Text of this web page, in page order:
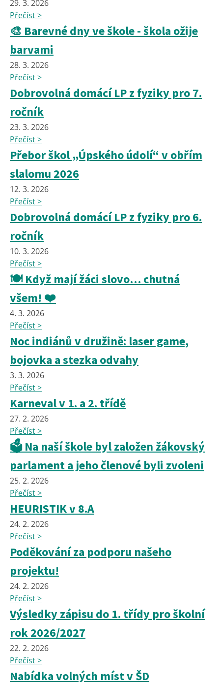
29. 3. 2026
Přečíst >
🎨 Barevné dny ve škole - škola ožije
barvami
28. 3. 2026
Přečíst >
Dobrovolná domácí LP z fyziky pro 7.
ročník
23. 3. 2026
Přečíst >
Přebor škol „Úpského údolí“ v obřím
slalomu 2026
12. 3. 2026
Přečíst >
Dobrovolná domácí LP z fyziky pro 6.
ročník
10. 3. 2026
Přečíst >
🍽️ Když mají žáci slovo… chutná
všem! ❤️
4. 3. 2026
Přečíst >
Noc indiánů v družině: laser game,
bojovka a stezka odvahy
3. 3. 2026
Přečíst >
Karneval v 1. a 2. třídě
27. 2. 2026
Přečíst >
🗳️ Na naší škole byl založen žákovský
parlament a jeho členové byli zvoleni
25. 2. 2026
Přečíst >
HEURISTIK v 8.A
24. 2. 2026
Přečíst >
Poděkování za podporu našeho
projektu!
24. 2. 2026
Přečíst >
Výsledky zápisu do 1. třídy pro školní
rok 2026/2027
22. 2. 2026
Přečíst >
Nabídka volných míst v ŠD